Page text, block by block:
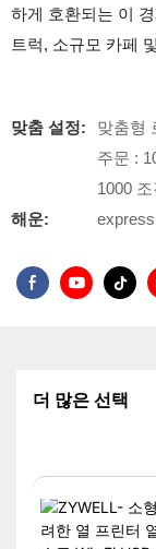
하게 호환되는 이
트럭, 소규모 카페
맞춤 설정:
맞춤형
주문 :
1000 조
해운:
더 많은 선택